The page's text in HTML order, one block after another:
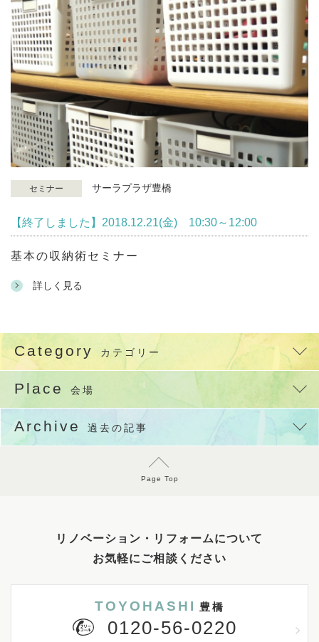
セミナー サーラプラザ豊橋
【終了しました】2018.12.21(金) 10:30～12:00
基本の収納術セミナー
詳しく見る
Category カテゴリー
Place 会場
Archive 過去の記事
Page Top
リノベーション・リフォームについて
お気軽にご相談ください
TOYOHASHI 豊橋
0120-56-0220